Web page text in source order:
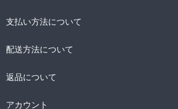
支払い方法について
配送方法について
返品について
アカウント